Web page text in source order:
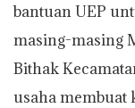
bantuan UEP
masing-masing
Bithak
usaha membuat